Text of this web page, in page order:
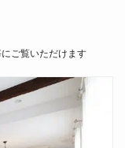
ご覧いただけます